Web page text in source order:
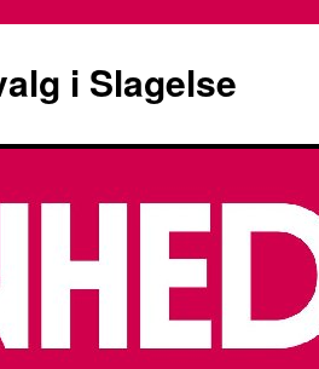
i Slagelse